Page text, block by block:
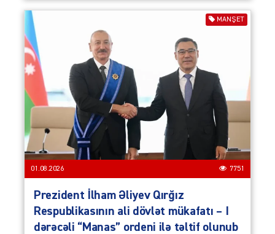
MANŞET
01.08.2026 7751
Prezident İlham Əliyev Qırğız
Respublikasının ali dövlət mükafatı – I
dərəcəli “Manas” ordeni ilə təltif olunub